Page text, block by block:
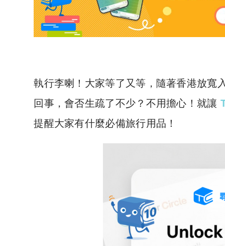
執行李喇！大家等了又等，隨著香港放寬
回事，會否生疏了不少？不用擔心！就讓
提醒大家有什麼必備旅行用品！